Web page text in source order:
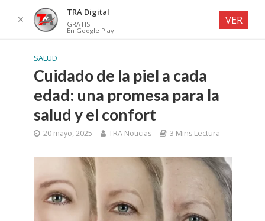
SALUD
Cuidado de la piel a cada
edad: una promesa para la
salud y el confort
20 mayo, 2025 TRA Noticias 3 Mins Lectura
✕
TRA Digital
GRATIS
En Google Play
VER